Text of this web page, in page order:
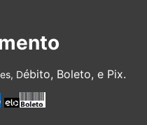
Débito, Boleto, e Pix.